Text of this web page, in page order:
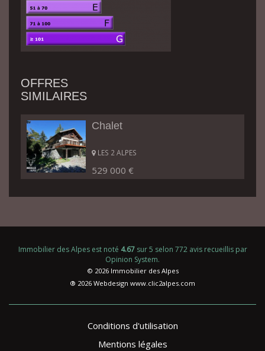
OFFRES
SIMILAIRES
Chalet
LES 2 ALPES
529 000 €
Immobilier des Alpesest noté 4.67sur5 selon 772avis recueillis par
Opinion System.
© 2026 Immobilier des Alpes
® 2026 Webdesign www.clic2alpes.com
Conditions d'utilisation
Mentions légales